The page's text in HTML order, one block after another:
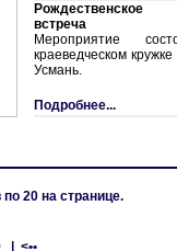
Рождественское
встреча
Мероприятие
краеведческом
Усмань.
Подробнее...
20 на странице.
| <••